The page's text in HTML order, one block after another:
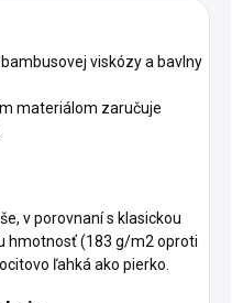
viskózy a bavlny
materiálom zaručuje
v porovnaní s klasickou
hmotnosť (183 g/m2 oproti
ľahká ako pierko.